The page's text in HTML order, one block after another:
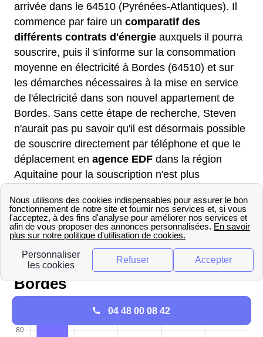
arrivée dans le 64510 (Pyrénées-Atlantiques). Il
commence par faire un comparatif des
différents contrats d'énergie auxquels il pourra
souscrire, puis il s'informe sur la consommation
moyenne en électricité à Bordes (64510) et sur
les démarches nécessaires à la mise en service
de l'électricité dans son nouvel appartement de
Bordes. Sans cette étape de recherche, Steven
n'aurait pas pu savoir qu'il est désormais possible
de souscrire directement par téléphone et que le
déplacement en agence EDF dans la région
Aquitaine pour la souscription n'est plus
ces agences. Le jour de son emménagement à
Bordes, Steven aura le compteur d'électricité à
son nom.
Mix énergétique de la ville de
Bordes
04 48 00 08 42